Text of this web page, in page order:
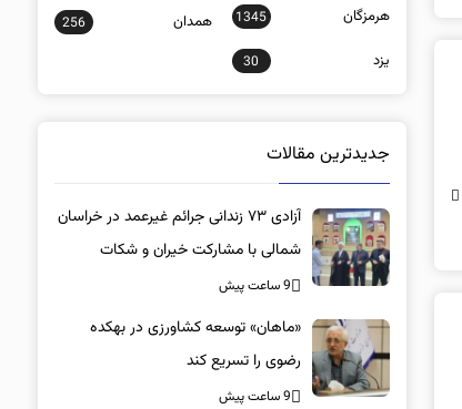
هرمزگان 1345 همدان 256
یزد 30
جدیدترین مقالات
آزادی ۷۳ زندانی جرائم غیرعمد در خراسان
شمالی با مشارکت خیران و شکات
9 ساعت پیش
«ماهان» توسعه کشاورزی در بهکده
رضوی را تسریع کند
9 ساعت پیش